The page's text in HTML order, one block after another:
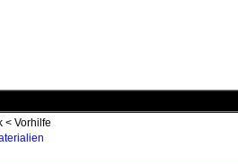
< Vorhilfe